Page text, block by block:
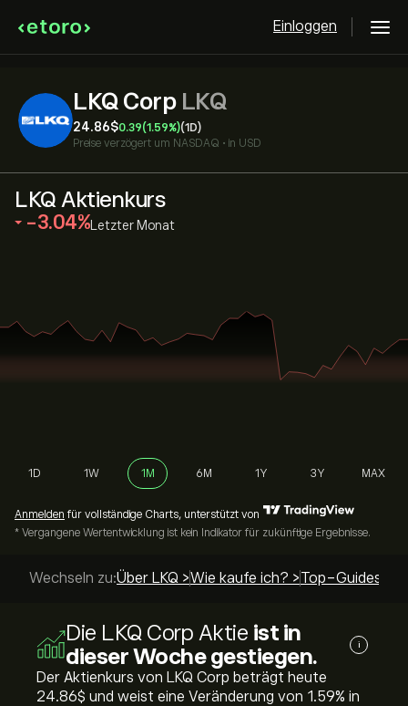
Einloggen
LKQ Corp LKQ
24.86‎$‎0.39(1.59%)(1D)
Preise verzögert um NASDAQ • in USD
LKQ Aktienkurs
‎-3.04‎ Letzter Monat
1D 1W 1M 6M 1Y 3Y MAX
Anmelden für vollständige Charts, unterstützt von
* Vergangene Wertentwicklung ist kein Indikator für zukünftige Ergebnisse.
Wechseln zu:Über LKQ >Wie kaufe ich? >Top-Guides >
Die LKQ Corp Aktie ist in
dieser Woche gestiegen.
i
Der Aktienkurs von LKQ Corp beträgt heute
24.86‎$‎ und weist eine Veränderung von ‎1.59‎% in